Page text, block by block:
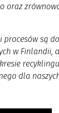
oraz
są
w Finlandii,
dla